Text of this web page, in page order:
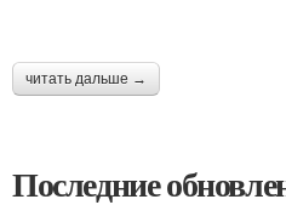
читать дальше →
Последние